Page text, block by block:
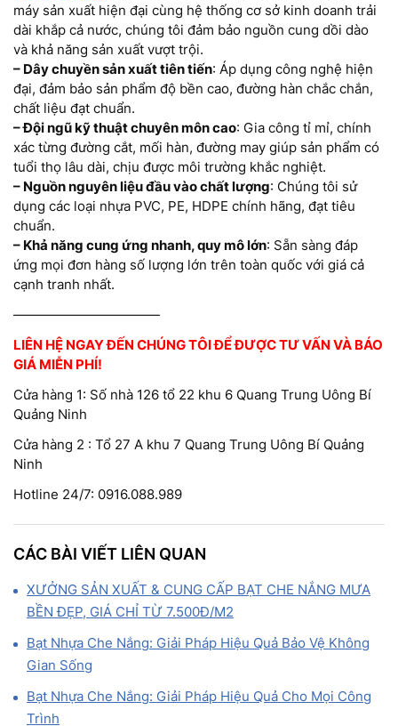
máy sản xuất hiện đại cùng hệ thống cơ sở kinh doanh trải
dài khắp cả nước, chúng tôi đảm bảo nguồn cung dồi dào
và khả năng sản xuất vượt trội.
– Dây chuyền sản xuất tiên tiến: Áp dụng công nghệ hiện
đại, đảm bảo sản phẩm độ bền cao, đường hàn chắc chắn,
chất liệu đạt chuẩn.
– Đội ngũ kỹ thuật chuyên môn cao: Gia công tỉ mỉ, chính
xác từng đường cắt, mối hàn, đường may giúp sản phẩm có
tuổi thọ lâu dài, chịu được môi trường khắc nghiệt.
– Nguồn nguyên liệu đầu vào chất lượng: Chúng tôi sử
dụng các loại nhựa PVC, PE, HDPE chính hãng, đạt tiêu
chuẩn.
– Khả năng cung ứng nhanh, quy mô lớn: Sẵn sàng đáp
ứng mọi đơn hàng số lượng lớn trên toàn quốc với giá cả
cạnh tranh nhất.
———————————
LIÊN HỆ NGAY ĐẾN CHÚNG TÔI ĐỂ ĐƯỢC TƯ VẤN VÀ BÁO
GIÁ MIỄN PHÍ!
Cửa hàng 1: Số nhà 126 tổ 22 khu 6 Quang Trung Uông Bí
Quảng Ninh
Cửa hàng 2 : Tổ 27 A khu 7 Quang Trung Uông Bí Quảng
Ninh
Hotline 24/7: 0916.088.989
CÁC BÀI VIẾT LIÊN QUAN
XƯỞNG SẢN XUẤT & CUNG CẤP BẠT CHE NẮNG MƯA
BỀN ĐẸP, GIÁ CHỈ TỪ 7.500Đ/M2
Bạt Nhựa Che Nắng: Giải Pháp Hiệu Quả Bảo Vệ Không
Gian Sống
Bạt Nhựa Che Nắng: Giải Pháp Hiệu Quả Cho Mọi Công
Trình